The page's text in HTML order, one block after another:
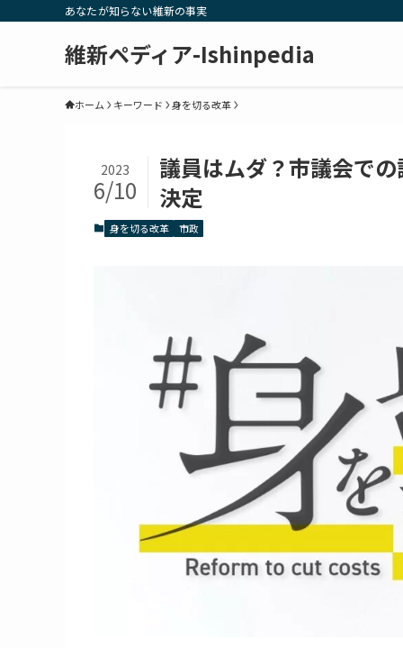
あなたが知らない維新の事実
維新ペディア-Ishinpedia
ホーム キーワード 身を切る改革
議員はムダ？市議会で
決定
2023
6/10
身を切る改革 市政